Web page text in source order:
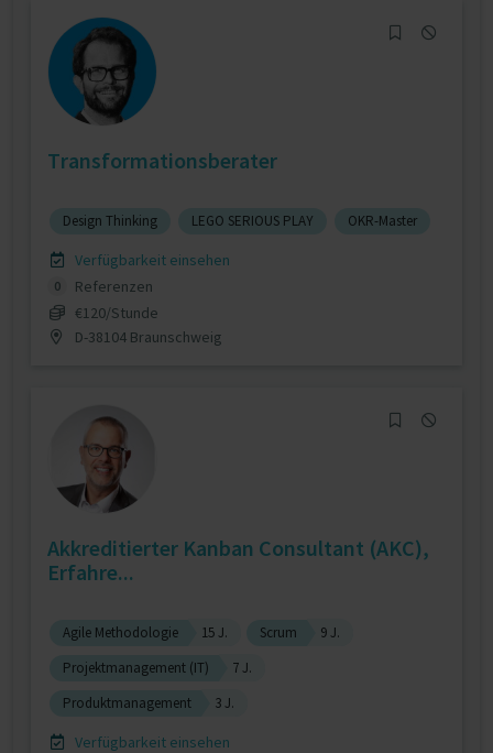
Transformationsberater
Design Thinking LEGO SERIOUS PLAY OKR-Master
Verfügbarkeit einsehen
0
Referenzen
€120/Stunde
D-38104 Braunschweig
Akkreditierter Kanban Consultant (AKC),
Erfahre...
Agile Methodologie 15 J. Scrum
9 J.
Projektmanagement (IT)
7 J.
Produktmanagement
3 J.
Verfügbarkeit einsehen